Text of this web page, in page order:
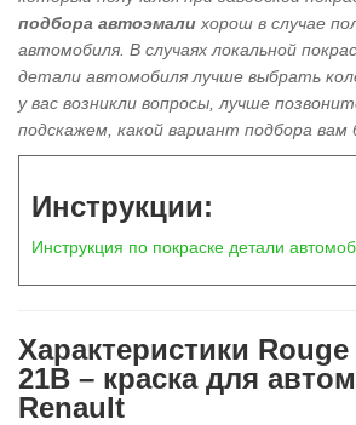
подбора автоэмали хорош в случае
автомобиля . В случаях локальной
детали автомобиля лучше выбрать
у вас возникли вопросы, лучше
подскажем, какой вариант подбора вам
Инструкции:
Инструкция по покраске детали
Характеристики
21B – краска для
Renault